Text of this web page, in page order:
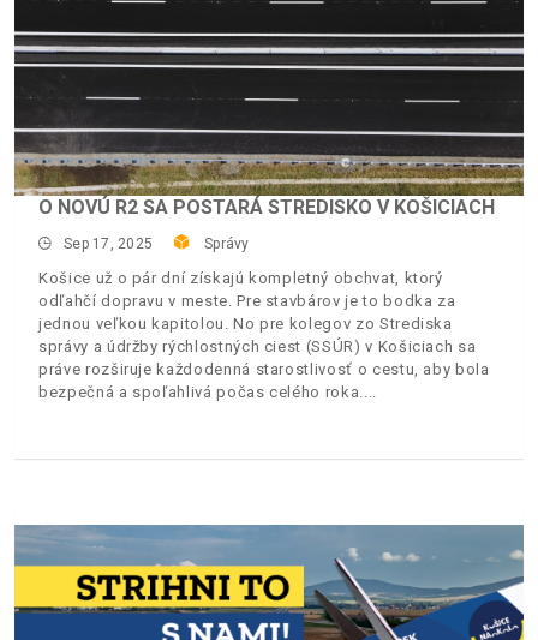
O NOVÚ R2 SA POSTARÁ STREDISKO V KOŠICIACH
Sep 17, 2025 Správy
Košice už o pár dní získajú kompletný obchvat, ktorý
odľahčí dopravu v meste. Pre stavbárov je to bodka za
jednou veľkou kapitolou. No pre kolegov zo Strediska
správy a údržby rýchlostných ciest (SSÚR) v Košiciach sa
práve rozširuje každodenná starostlivosť o cestu, aby bola
bezpečná a spoľahlivá počas celého roka.